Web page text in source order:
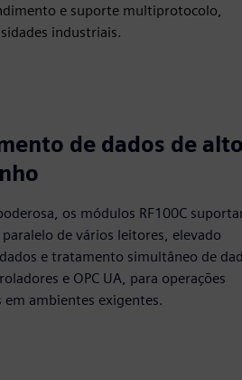
e suporte multiprotocolo,
industriais.
de dados de alto
os módulos RF100C
de vários leitores, elevado
e tratamento simultâneo de
e OPC UA, para operações
em ambientes exigentes.